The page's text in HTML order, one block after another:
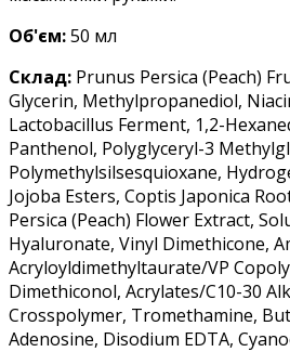
Об'єм:50 мл
Склад: Prunus Persica (Peach)
Glycerin, Methylpropanediol,
Lactobacillus Ferment, 1,2-
Panthenol, Polyglyceryl-3
Polymethylsilsesquioxane,
Jojoba Esters, Coptis Japonica
Persica (Peach) Flower Extract,
Hyaluronate, Vinyl Dimethicone,
Acryloyldimethyltaurate/VP
Dimethiconol, Acrylates/C10-30
Crosspolymer, Tromethamine,
Adenosine, Disodium EDTA,